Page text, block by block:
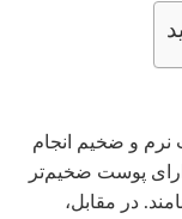
نرم و ضخیم انجام
پوست ضخیم‌تر
در مقابل،